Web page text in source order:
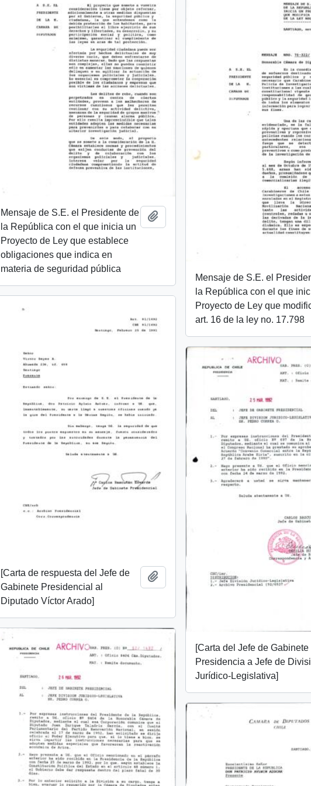
Mensaje de S.E. el Presidente de
la República con el que inicia un
Proyecto de Ley que establece
obligaciones que indica en
materia de seguridad pública
Mensaje de S.E. el
la República con el que
Proyecto de Ley que
art. 16 de la ley no. 17.798
[Carta de respuesta del Jefe de
Gabinete Presidencial al
Diputado Víctor Arado]
Añadir al portapapeles
[Carta del Jefe de
Presidencia a Jefe de
Jurídico-Legislativa]